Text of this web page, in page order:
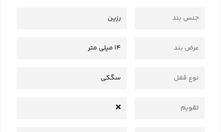
جنس بند رزین
عرض بند 14 میلی متر
نوع قفل سگکی
تقویم